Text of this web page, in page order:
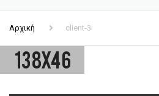
Αρχική client-3